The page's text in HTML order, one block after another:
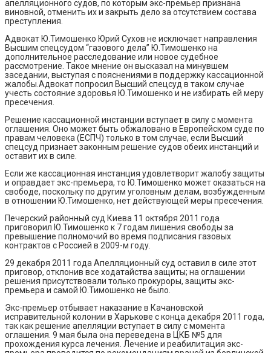
апелляционного судов, по которым экс-премьер признана
виновной, отменить их и закрыть дело за отсутствием состава
преступления.
Адвокат Ю.Тимошенко Юрий Сухов не исключает направления
Высшим спецсудом “газового дела” Ю.Тимошенко на
дополнительное расследование или новое судебное
рассмотрение. Такое мнение он высказал на минувшем
заседании, выступая с пояснениями в поддержку кассационной
жалобы.Адвокат попросил Высший спецсуд в таком случае
учесть состояние здоровья Ю.Тимошенко и не избирать ей меру
пресечения.
Решение кассационной инстанции вступает в силу с момента
оглашения. Оно может быть обжаловано в Европейском суде по
правам человека (ЕСПЧ) только в том случае, если Высший
спецсуд признает законным решение судов обеих инстанций и
оставит их в силе.
Если же кассационная инстанция удовлетворит жалобу защиты
и оправдает экс-премьера, то Ю.Тимошенко может оказаться на
свободе, поскольку по другим уголовным делам, возбужденным
в отношении Ю.Тимошенко, нет действующей меры пресечения.
Печерский районный суд Киева 11 октября 2011 года
приговорил Ю.Тимошенко к 7 годам лишения свободы за
превышение полномочий во время подписания газовых
контрактов с Россией в 2009-м году.
29 декабря 2011 года Апелляционный суд оставил в силе этот
приговор, отклонив все ходатайства защиты; на оглашении
решения присутствовали только прокуроры, защиты экс-
премьера и самой Ю.Тимошенко не было.
Экс-премьер отбывает наказание в Качановской
исправительной колонии в Харькове с конца декабря 2011 года,
так как решение апелляции вступает в силу с момента
оглашения. 9 мая была она переведена в ЦКБ №5 для
прохождения курса лечения. Лечение и реабилитация экс-